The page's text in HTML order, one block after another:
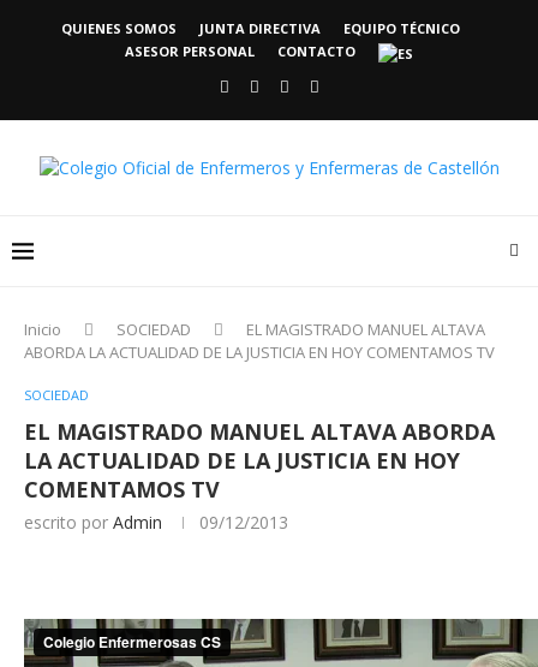
QUIENES SOMOS JUNTA DIRECTIVA
EQUIPO TÉCNICO
ASESOR PERSONAL
CONTACTO
Inicio SOCIEDAD
EL MAGISTRADO MANUEL ALTAVA
ABORDA LA ACTUALIDAD DE LA JUSTICIA EN HOY COMENTAMOS TV
SOCIEDAD
EL MAGISTRADO MANUEL ALTAVA ABORDA
LA ACTUALIDAD DE LA JUSTICIA EN HOY
COMENTAMOS TV
escrito por Admin 09/12/2013